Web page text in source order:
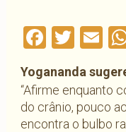
Yogananda
“Afirme enquanto
do crânio, pouco
encontra o bulbo